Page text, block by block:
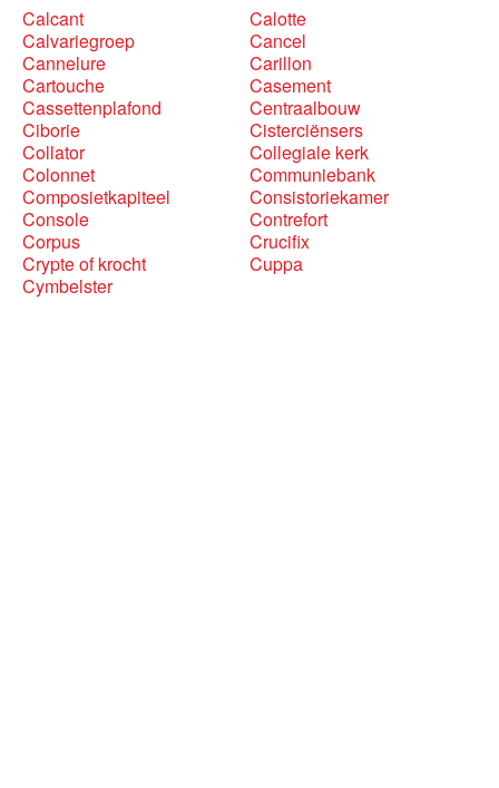
Calcant
Calotte
Calvariegroep
Cancel
Cannelure
Carillon
Cartouche
Casement
Cassettenplafond
Centraalbouw
Ciborie
Cisterciënsers
Collator
Collegiale kerk
Colonnet
Communiebank
Composietkapiteel
Consistoriekamer
Console
Contrefort
Corpus
Crucifix
Crypte of krocht
Cuppa
Cymbelster